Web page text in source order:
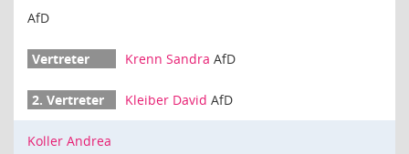
AfD
Krenn Sandra AfD
Kleiber David AfD
Koller Andrea